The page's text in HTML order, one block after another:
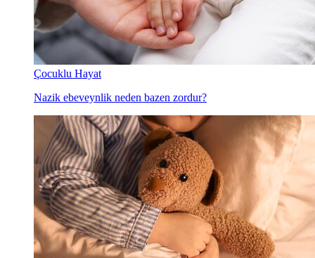
Çocuklu Hayat
Nazik ebeveynlik neden bazen zordur?